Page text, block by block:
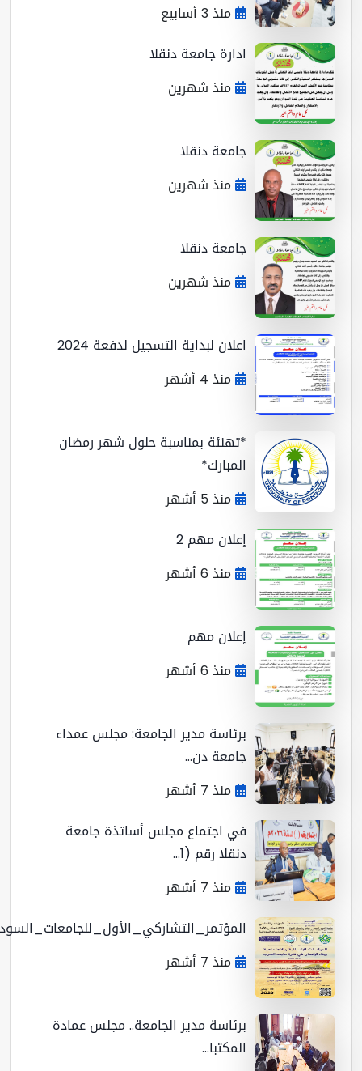
منذ 3 أسابيع
ادارة جامعة دنقلا
منذ شهرين
جامعة دنقلا
منذ شهرين
جامعة دنقلا
منذ شهرين
اعلان لبداية التسجيل لدفعة 2024
منذ 4 أشهر
*تهنئة بمناسبة حلول شهر رمضان
المبارك*
منذ 5 أشهر
إعلان مهم 2
منذ 6 أشهر
إعلان مهم
منذ 6 أشهر
برئاسة مدير الجامعة: مجلس عمداء
جامعة دن...
منذ 7 أشهر
في اجتماع مجلس أساتذة جامعة
دنقلا رقم (1...
منذ 7 أشهر
المؤتمر_التشاركي_الأول_للجامعات_السوداني...
منذ 7 أشهر
برئاسة مدير الجامعة.. مجلس عمادة
المكتبا...